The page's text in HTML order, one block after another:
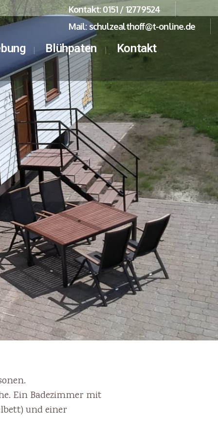
Kontakt: 0151 / 12779524
Mail: schulzealthoff@t-online.de
Blühpaten Kontakt
Ein Badezimmer mit
und einer